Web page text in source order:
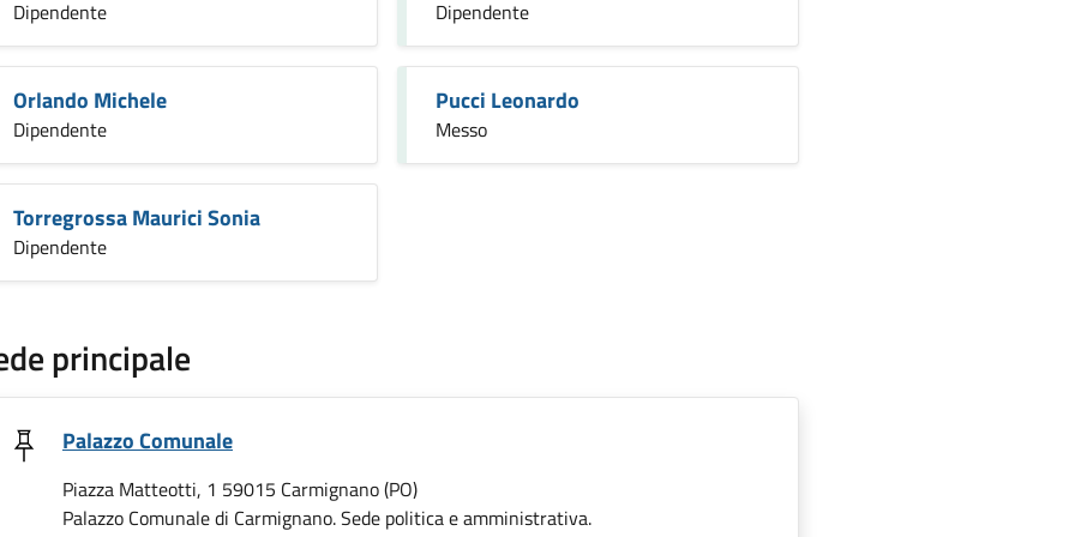
Dipendente Dipendente
Orlando Michele
Dipendente
Pucci Leonardo
Messo
Torregrossa Maurici Sonia
Dipendente
principale
Palazzo Comunale
Piazza Matteotti, 1 59015 Carmignano (PO)
Palazzo Comunale di Carmignano. Sede politica e amministrativa.